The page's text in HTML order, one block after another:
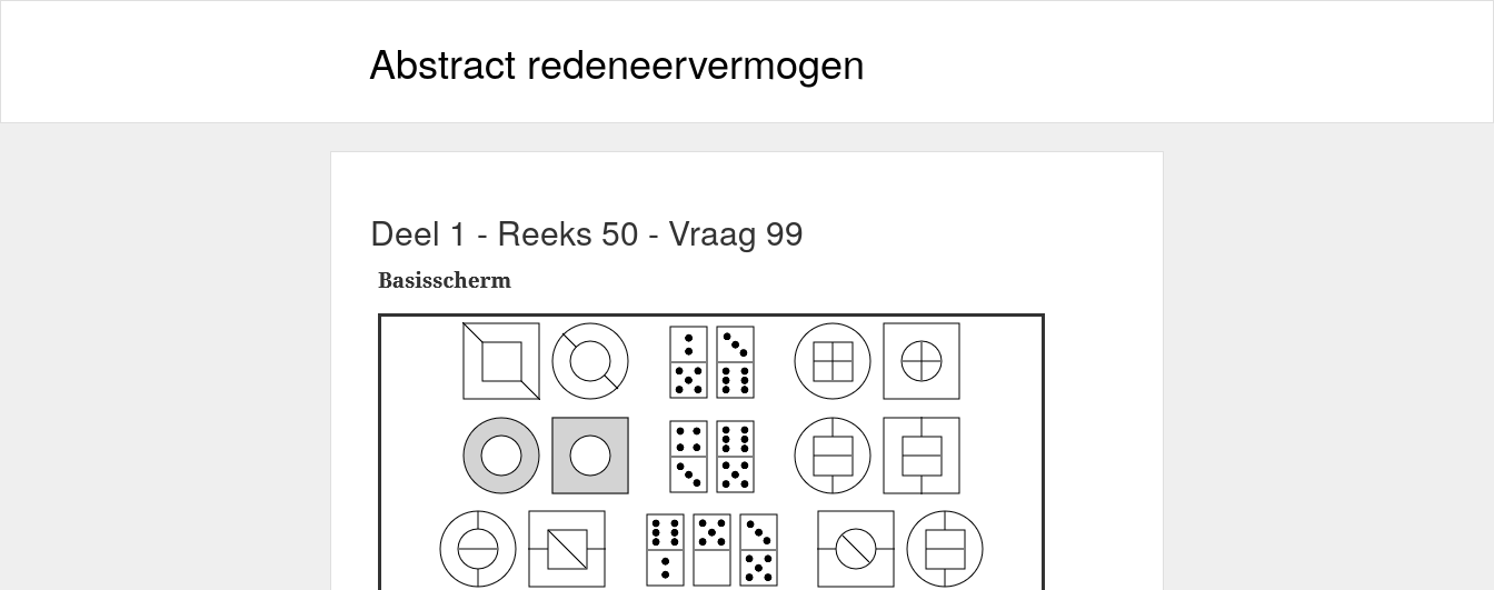
Abstract redeneervermogen
Deel 1 - Reeks 50 - Vraag 99